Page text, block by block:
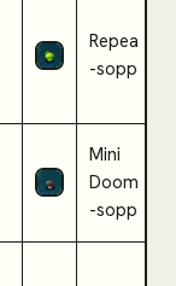
Repea
-sopp
Mini
Doom
-sopp